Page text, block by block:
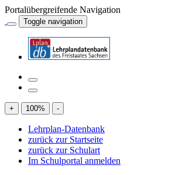
Portalübergreifende Navigation
Toggle navigation
+ 100% -
Lehrplan-Datenbank
zurück zur Startseite
zurück zur Schulart
Im Schulportal anmelden